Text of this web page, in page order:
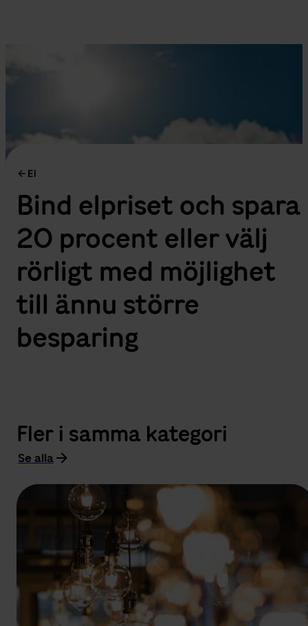
El
Bind elpriset och spara
20 procent eller välj
rörligt med möjlighet
till ännu större
besparing
Fler i samma kategori
Se alla